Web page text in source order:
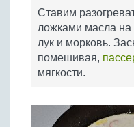
Ставим
ложками масла на
лук и морковь.
помешивая,
мягкости.